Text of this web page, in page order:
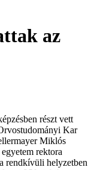
az
részt vett
Kar
Miklós
rektora
rendkívüli helyzetben